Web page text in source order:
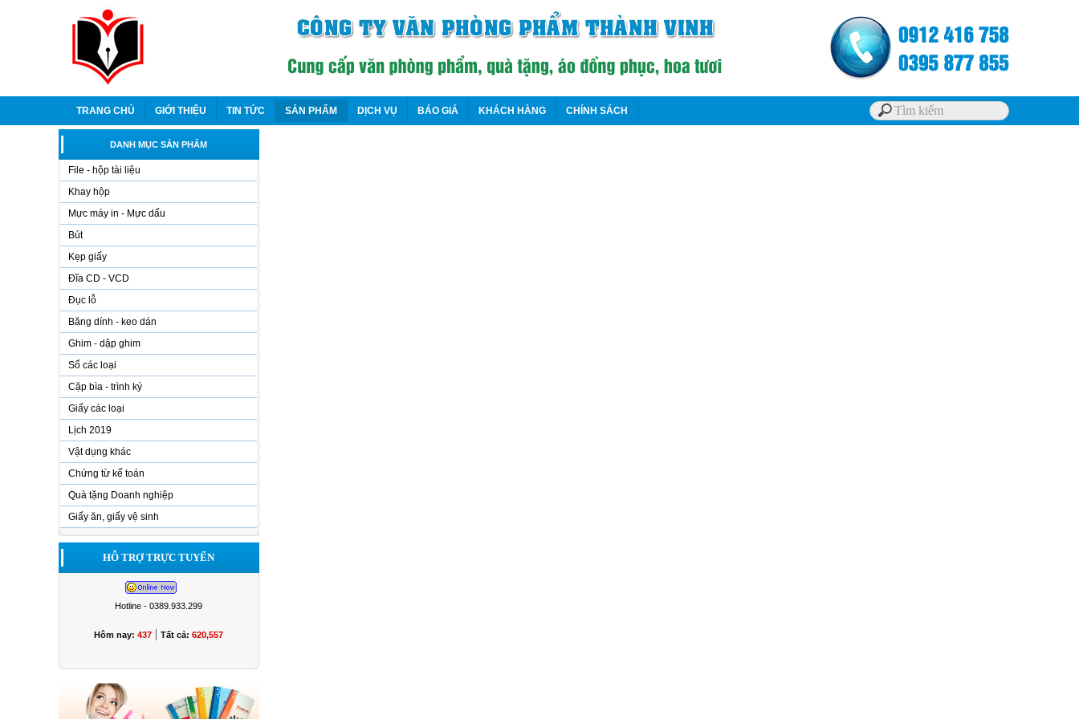
TRANG CHỦ GIỚI THIỆU TIN TỨC SẢN PHẨM DỊCH VỤ BÁO GIÁ KHÁCH HÀNG CHÍNH SÁCH
DANH MỤC SẢN PHẨM
File - hộp tài liệu
Khay hộp
Mực máy in - Mực dấu
Bút
Kẹp giấy
Đĩa CD - VCD
Đục lỗ
Băng dính - keo dán
Ghim - dập ghim
Sổ các loại
Cặp bìa - trình ký
Giấy các loại
Lịch 2019
Vật dụng khác
Chứng từ kế toán
Quà tặng Doanh nghiệp
Giấy ăn, giấy vệ sinh
HỖ TRỢ TRỰC TUYẾN
Hotline - 0389.933.299
Hôm nay: 437 | Tất cả: 620,557